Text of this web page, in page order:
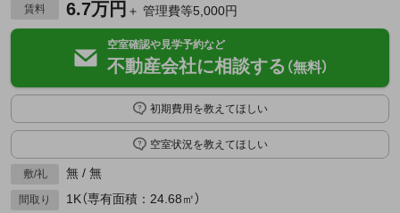
賃料 6.7万円 ＋ 管理費等5,000円
空室確認や見学予約など
不動産会社に相談する （無料）
初期費用を教えてほしい
空室状況を教えてほしい
敷/礼 無 / 無
間取り 1K（専有面積：24.68㎡）